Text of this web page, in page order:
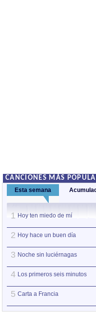
CANCIONES MÁS
Esta semana
1 Hoy ten miedo de mí
2 Hoy hace un buen día
3 Noche sin luciérnagas
4 Los primeros seis minutos
5 Carta a Francia